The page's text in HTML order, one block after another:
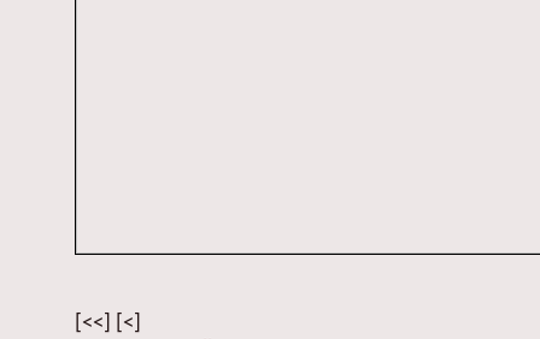
[<<] [<]